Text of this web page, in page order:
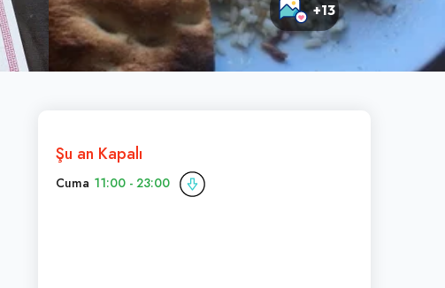
+13
Şu an Kapalı
Cuma 11:00 - 23:00